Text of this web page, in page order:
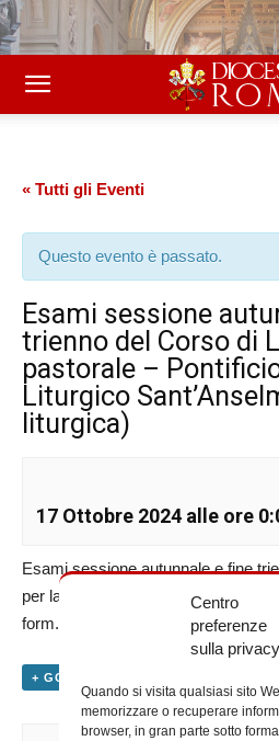
Centro
preferenze
sulla privacy
Quando si visita qualsiasi sito
memorizzare o recuperare
browser, in gran parte sotto
« Tutti gli Eventi
Questo evento è passato.
Esami sessione
trienno del Corso di
pastorale –
Liturgico
liturgica)
17 Ottobre 2024 alle ore
Esami sessione autunnale e fine
per la pastorale – Pontificio Istituto
form. liturgica)
+ GOOGLE CALENDAR